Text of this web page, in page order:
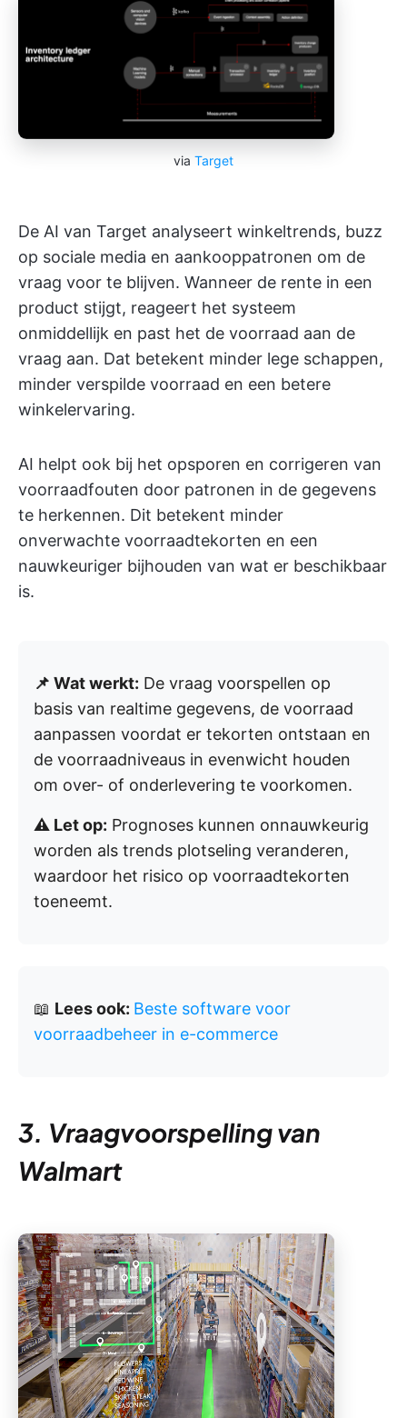
via Target
De AI van Target analyseert winkeltrends, buzz
op sociale media en aankooppatronen om de
vraag voor te blijven. Wanneer de rente in een
product stijgt, reageert het systeem
onmiddellijk en past het de voorraad aan de
vraag aan. Dat betekent minder lege schappen,
minder verspilde voorraad en een betere
winkelervaring.
AI helpt ook bij het opsporen en corrigeren van
voorraadfouten door patronen in de gegevens
te herkennen. Dit betekent minder
onverwachte voorraadtekorten en een
nauwkeuriger bijhouden van wat er beschikbaar
is.
📌 Wat werkt: De vraag voorspellen op
basis van realtime gegevens, de voorraad
aanpassen voordat er tekorten ontstaan en
de voorraadniveaus in evenwicht houden
om over- of onderlevering te voorkomen.
⚠️ Let op: Prognoses kunnen onnauwkeurig
worden als trends plotseling veranderen,
waardoor het risico op voorraadtekorten
toeneemt.
📖 Lees ook: Beste software voor
voorraadbeheer in e-commerce
3. Vraagvoorspelling van
Walmart